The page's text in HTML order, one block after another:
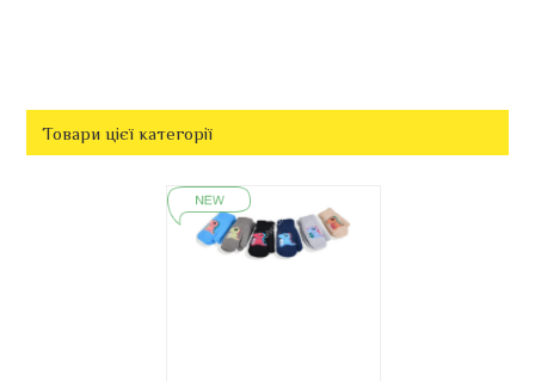
Товари цієї категорії